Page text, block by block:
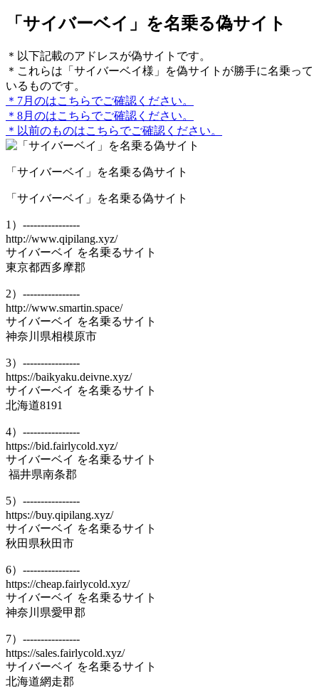
「サイバーベイ」を名乗る偽サイト
＊以下記載のアドレスが偽サイトです。
＊これらは「サイバーベイ様」を偽サイトが勝手に名乗って
いるものです。
＊7月のはこちらでご確認ください。
＊8月のはこちらでご確認ください。
＊以前のものはこちらでご確認ください。
「サイバーベイ」を名乗る偽サイト
「サイバーベイ」を名乗る偽サイト
1）----------------
http://www.qipilang.xyz/
サイバーベイ を名乗るサイト
東京都西多摩郡
2）----------------
http://www.smartin.space/
サイバーベイ を名乗るサイト
神奈川県相模原市
3）----------------
https://baikyaku.deivne.xyz/
サイバーベイ を名乗るサイト
北海道8191
4）----------------
https://bid.fairlycold.xyz/
サイバーベイ を名乗るサイト
福井県南条郡
5）----------------
https://buy.qipilang.xyz/
サイバーベイ を名乗るサイト
秋田県秋田市
6）----------------
https://cheap.fairlycold.xyz/
サイバーベイ を名乗るサイト
神奈川県愛甲郡
7）----------------
https://sales.fairlycold.xyz/
サイバーベイ を名乗るサイト
北海道網走郡